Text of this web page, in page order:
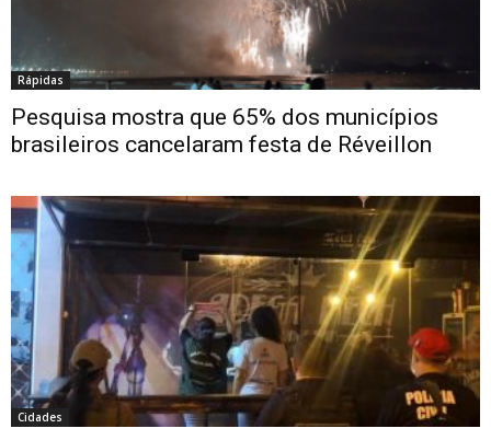
Rápidas
Pesquisa mostra que 65% dos municípios
brasileiros cancelaram festa de Réveillon
Cidades